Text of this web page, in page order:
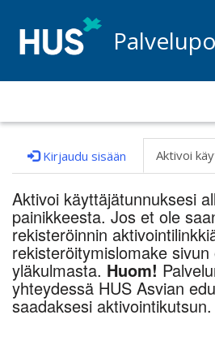
Kirjaudu sisään Aktivoi
Aktivoi käyttäjätunnuksesi
painikkeesta. Jos et ole
rekisteröinnin
rekisteröitymislomake
yläkulmasta. Huom!
yhteydessä HUS Asvian
saadaksesi aktivointikutsun.